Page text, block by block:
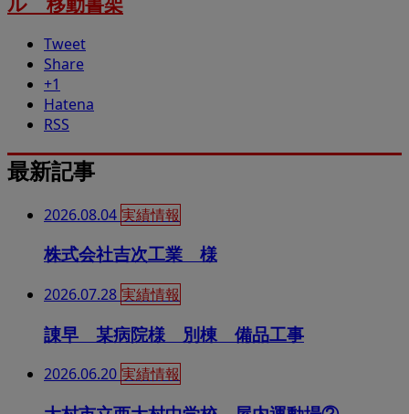
Tweet
Share
+1
Hatena
RSS
最新記事
2026.08.04 実績情報
株式会社吉次工業 様
2026.07.28 実績情報
諌早 某病院様 別棟 備品工事
2026.06.20 実績情報